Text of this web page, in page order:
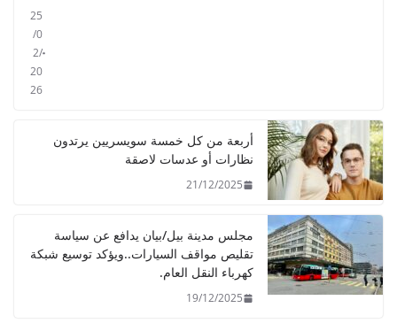
25
/0
2/
20
26
أربعة من كل خمسة سويسريين يرتدون
نظارات أو عدسات لاصقة
21/12/2025
مجلس مدينة بيل/بيان يدافع عن سياسة
تقليص مواقف السيارات..ويؤكد توسيع شبكة
كهرباء النقل العام.
19/12/2025